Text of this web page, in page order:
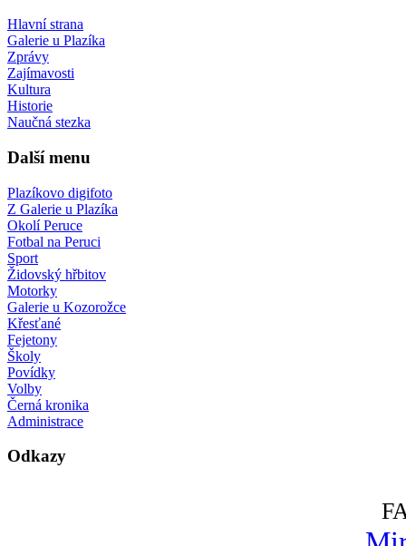
Hlavní strana
Galerie u Plazíka
Zprávy
Zajímavosti
Kultura
Historie
Naučná stezka
Další menu
Plazíkovo digifoto
Z Galerie u Plazíka
Okolí Peruce
Fotbal na Peruci
Sport
Židovský hřbitov
Motorky
Galerie u Kozorožce
Křesťané
Fejetony
Školy
Povídky
Volby
Černá kronika
Administrace
Odkazy